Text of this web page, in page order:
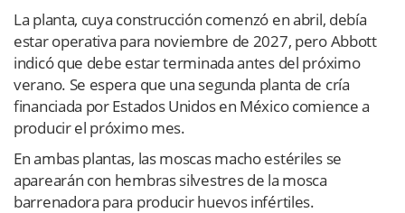
La planta, cuya construcción comenzó en abril, debía
estar operativa para noviembre de 2027, pero Abbott
indicó que debe estar terminada antes del próximo
verano. Se espera que una segunda planta de cría
financiada por Estados Unidos en México comience a
producir el próximo mes.
En ambas plantas, las moscas macho estériles se
aparearán con hembras silvestres de la mosca
barrenadora para producir huevos infértiles.